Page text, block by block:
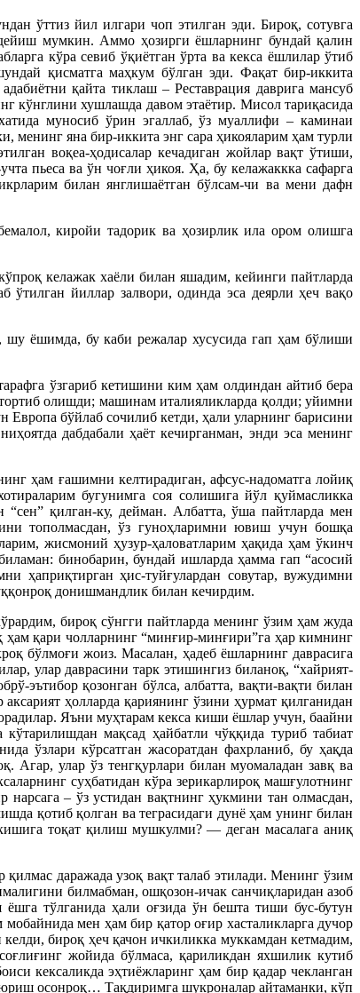
ўттиз йил илгари чоп этилган эди. Бироқ, сотувга
мумкин. Аммо ҳозирги ёшларнинг бундай қалин
кўра севиб ўқиётган ўрта ва кекса ёшлилар ўтиб
қисматга маҳкум бўлган эди. Фақат бир-иккита
қайта тиклаш – Реставрация даврига мансуб
кўнглини хушлашда давом этаётир. Мисол тариқасида
муносиб ўрин эгаллаб, ўз муаллифи – каминаи
менинг яна бир-иккита энг сара ҳикояларим ҳам турли
воқеа-ҳодисалар кечадиган жойлар вақт ўтиши,
пьеса ва ўн чоғли ҳикоя. Ҳа, бу келажаккка сафарга
билан янглишаётган бўлсам-чи ва мени дафн
киройи тадорик ва ҳозирлик ила ором олишга
келажак хаёли билан яшадим, кейинги пайтларда
йиллар залвори, одинда эса деярли ҳеч вақо
шу ёшимда, бу каби режалар хусусида гап ҳам бўлиши
ўзгариб кетишини ким ҳам олдиндан айтиб бера
олишди; машинам италияликларда қолди; уйимни
Европа бўйлаб сочилиб кетди, ҳали уларнинг барисини
дабдабали ҳаёт кечирганман, энди эса менинг
ҳам ғашимни келтирадиган, афсус-надоматга лойиқ
бугунимга соя солишига йўл қуймасликка
қилган-ку, дейман. Албатта, ўша пайтларда мен
тополмасдан, ўз гуноҳларимни ювиш учун бошқа
жисмоний ҳузур-ҳаловатларим ҳақида ҳам ўкинч
бинобарин, бундай ишларда ҳамма гап “асосий
ҳаприқтирган ҳис-туйғулардан совутар, вужудимни
донишмандлик билан кечирдим.
бироқ сўнгги пайтларда менинг ўзим ҳам жуда
қари чолларнинг “минғир-минғири”га ҳар кимнинг
бўлмоғи жоиз. Масалан, ҳадеб ёшларнинг даврасига
улар даврасини тарк этишингиз биланоқ, “хайрият-
эътибор қозонган бўлса, албатта, вақти-вақти билан
ҳолларда қариянинг ўзини ҳурмат қилганидан
Яъни муҳтарам кекса киши ёшлар учун, баайни
мақсад ҳайбатли чўққида туриб табиат
ўзлари кўрсатган жасоратдан фахрланиб, бу ҳақда
Агар, улар ўз тенгқурлари билан муомаладан завқ ва
суҳбатидан кўра зерикарлироқ машғулотнинг
– ўз устидан вақтнинг ҳукмини тан олмасдан,
қотиб қолган ва теграсидаги дунё ҳам унинг билан
тоқат қилиш мушкулми? — деган масалага аниқ
даражада узоқ вақт талаб этилади. Менинг ўзим
билмабман, ошқозон-ичак санчиқларидан азоб
тўлганида ҳали оғзида ўн бешта тиши бус-бутун
мен ҳам бир қатор оғир хасталикларга дучор
бироқ ҳеч қачон ичкиликка муккамдан кетмадим,
жойида бўлмаса, қариликдан яхшилик кутиб
кексаликда эҳтиёжларинг ҳам бир қадар чекланган
юриш осонроқ… Тақдиримга шукроналар айтаманки, кўп